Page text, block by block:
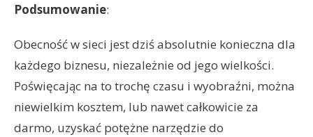
Podsumowanie:
Obecność w sieci jest dziś absolutnie konieczna dla
każdego biznesu, niezależnie od jego wielkości.
Poświęcając na to trochę czasu i wyobraźni, można
niewielkim kosztem, lub nawet całkowicie za
darmo, uzyskać potężne narzędzie do